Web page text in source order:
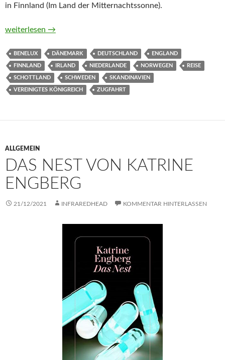
in Finnland (Im Land der Mitternachtssonne).
Urlaub mit dem Zug – Nördliches Europa
weiterlesen →
BENELUX DÄNEMARK DEUTSCHLAND ENGLAND
FINNLAND IRLAND NIEDERLANDE NORWEGEN REISE
SCHOTTLAND SCHWEDEN SKANDINAVIEN
VEREINIGTES KÖNIGREICH ZUGFAHRT
ALLGEMEIN
DAS NEST VON KATRINE
ENGBERG
21/12/2021 INFRAREDHEAD KOMMENTAR HINTERLASSEN